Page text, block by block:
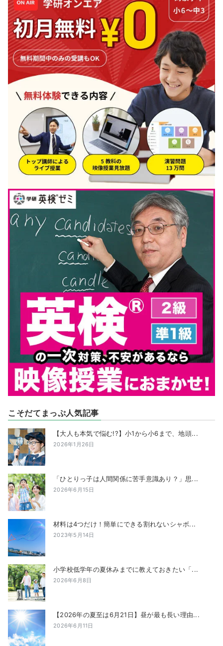
こそだてまっぷ人気記事
【大人も本気で悩む!?】小1から小6まで、地頭...
2026年1月26日
「ひとりっ子は人間関係に苦手意識あり？」思...
2026年6月15日
材料は4つだけ！簡単にできる割れないシャボ...
2023年5月14日
小学校低学年の夏休みまでに教えておきたい「...
2026年6月8日
【2026年の夏至は6月21日】昼が最も長い理由...
2026年6月11日